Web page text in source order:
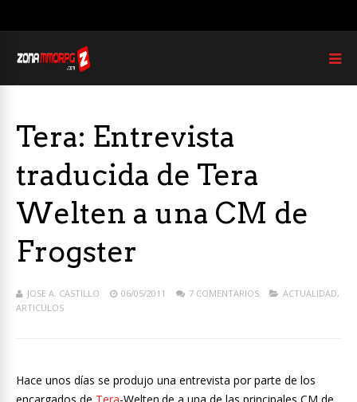
Tera: Entrevista
traducida de Tera
Welten a una CM de
Frogster
JOSE A. CASTILLO 06/05/2011 7 COMENTARIOS ACTUALIDAD,
ARTICULOS
Hace unos días se produjo una entrevista por parte de los